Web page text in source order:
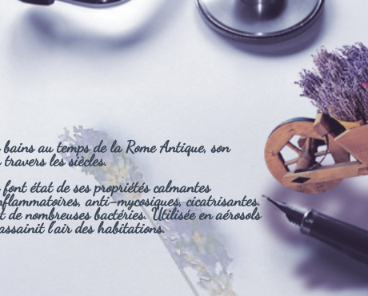
au temps de la Rome Antique, son
travers les siècles.
état de ses propriétés calmantes
anti-mycosiques, cicatrisantes.
nombreuses bactéries. Utilisée en aérosols
l'air des habitations.